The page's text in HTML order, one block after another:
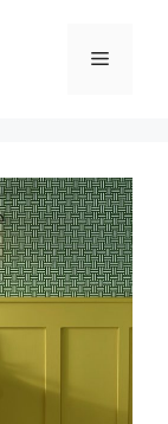
Menü